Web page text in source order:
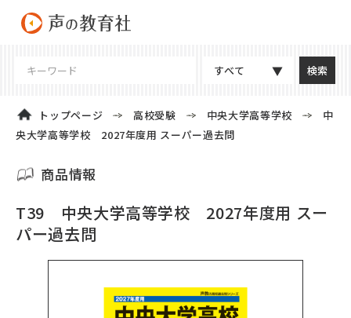
すべて
トップページ 高校受験 中央大学高等学校
中
央大学高等学校 2027年度用 スーパー過去問
商品情報
T39 中央大学高等学校 2027年度用 スー
パー過去問